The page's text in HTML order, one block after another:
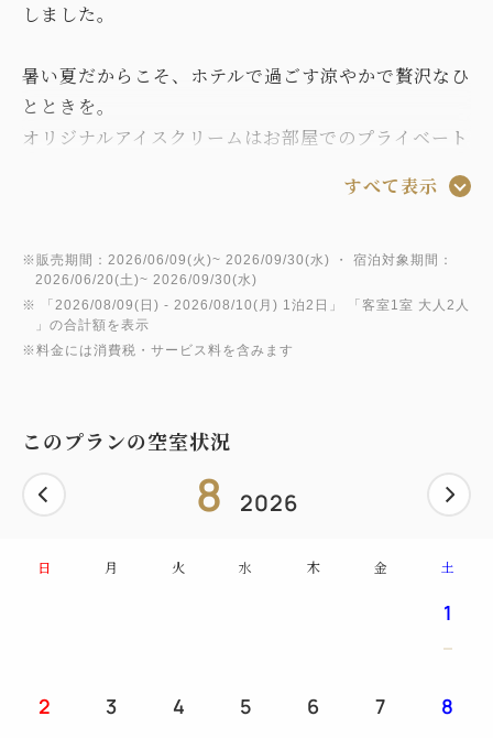
しました。
暑い夏だからこそ、ホテルで過ごす涼やかで贅沢なひ
とときを。
オリジナルアイスクリームはお部屋でのプライベート
■プラン内容■
アイスクリーム：
素材の風味を生かした、滑らかで口溶けのよいアイス
ートよりお選びいただけます。
◇チェックインの際に地下1階 ホテルショップでご利
用いただけるアイスクリーム引換券をお渡しいたしま
営業時間内にご来店されない場合は権利放棄となり
きない場合がございます。
◇1名様につき１つのお渡しとなります。（添寝のお
すべて表示
※販売期間：2026/06/09(火)~ 2026/09/30(水) ・ 宿泊対象期間：
2026/06/20(土)~ 2026/09/30(水)
※ 「 2026/08/09(日) - 2026/08/10(月) 1泊2日 」 「 客室1室 大人2人
」の合計額を表示
※料金には消費税・サービス料を含みます
このプランの空室状況
8 2026
日 月 火 水 木 金 土
1
2 3 4 5 6 7 8